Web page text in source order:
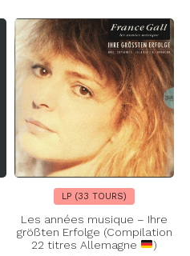
LP (33 TOURS)
Les années musique – Ihre
größten Erfolge (Compilation
22 titres Allemagne
)